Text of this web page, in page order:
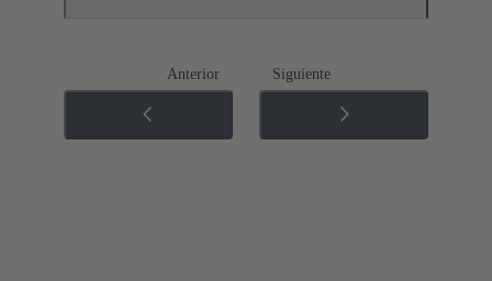
Anterior Siguiente